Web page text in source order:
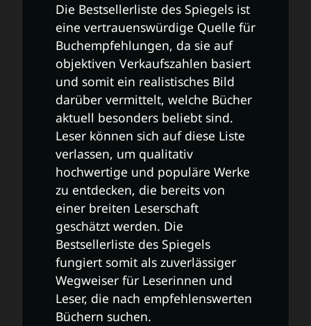
Die Bestsellerliste des Spiegels ist
eine vertrauenswürdige Quelle für
Buchempfehlungen, da sie auf
objektiven Verkaufszahlen basiert
und somit ein realistisches Bild
darüber vermittelt, welche Bücher
aktuell besonders beliebt sind.
Leser können sich auf diese Liste
verlassen, um qualitativ
hochwertige und populäre Werke
zu entdecken, die bereits von
einer breiten Leserschaft
geschätzt werden. Die
Bestsellerliste des Spiegels
fungiert somit als zuverlässiger
Wegweiser für Leserinnen und
Leser, die nach empfehlenswerten
Büchern suchen.